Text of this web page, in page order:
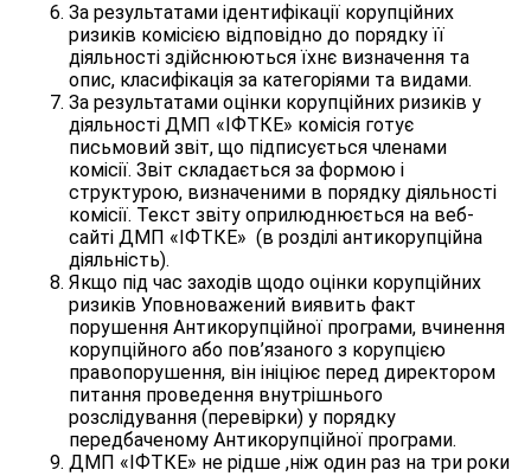
За результатами ідентифікації корупційних
ризиків комісією відповідно до порядку її
діяльності здійснюються їхнє визначення та
опис, класифікація за категоріями та видами.
За результатами оцінки корупційних ризиків у
діяльності ДМП «ІФТКЕ» комісія готує
письмовий звіт, що підписується членами
комісії. Звіт складається за формою і
структурою, визначеними в порядку діяльності
комісії. Текст звіту оприлюднюється на веб-
сайті ДМП «ІФТКЕ» (в розділі антикорупційна
діяльність).
Якщо під час заходів щодо оцінки корупційних
ризиків Уповноважений виявить факт
порушення Антикорупційної програми, вчинення
корупційного або пов’язаного з корупцією
правопорушення, він ініціює перед директором
питання проведення внутрішнього
розслідування (перевірки) у порядку
передбаченому Антикорупційної програми.
ДМП «ІФТКЕ» не рідше ,ніж один раз на три роки